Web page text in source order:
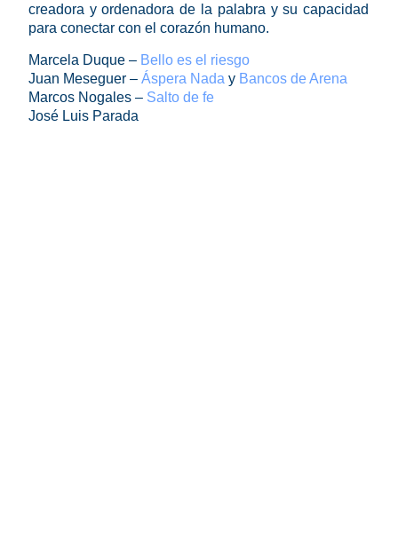
creadora y ordenadora de la palabra y su capacidad
para conectar con el corazón humano.
Marcela Duque – Bello es el riesgo
Juan Meseguer – Áspera Nada y Bancos de Arena
Marcos Nogales – Salto de fe
José Luis Parada